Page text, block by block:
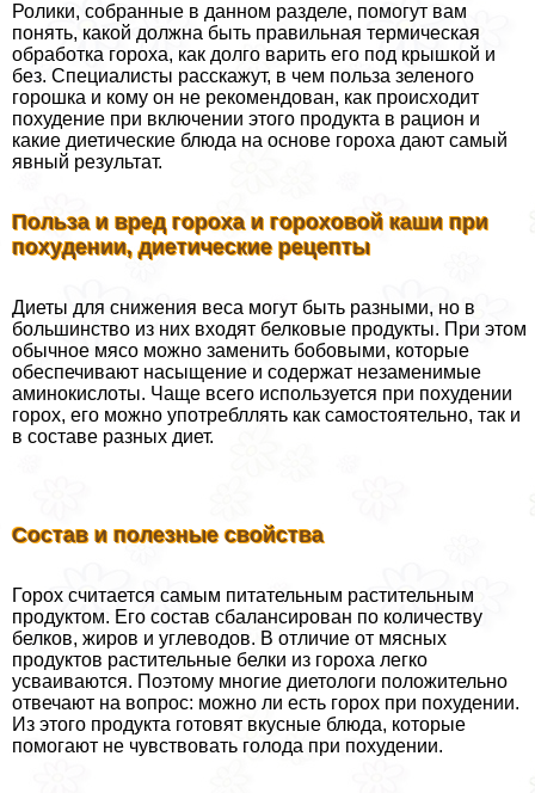
Ролики, собранные в данном разделе, помогут вам
понять, какой должна быть правильная термическая
обработка гороха, как долго варить его под крышкой и
без. Специалисты расскажут, в чем польза зеленого
горошка и кому он не рекомендован, как происходит
похудение при включении этого продукта в рацион и
какие диетические блюда на основе гороха дают самый
явный результат.
Польза и вред гороха и гороховой каши при
похудении, диетические рецепты
Диеты для снижения веса могут быть разными, но в
большинство из них входят белковые продукты. При этом
обычное мясо можно заменить бобовыми, которые
обеспечивают насыщение и содержат незаменимые
аминокислоты. Чаще всего используется при похудении
горох, его можно употрeбллять как самостоятельно, так и
в составе разных диет.
Состав и полезные свойства
Горох считается самым питательным растительным
продуктом. Его состав сбалансирован по количеству
белков, жиров и углеводов. В отличие от мясных
продуктов растительные белки из гороха легко
усваиваются. Поэтому многие диетологи положительно
отвечают на вопрос: можно ли есть горох при похудении.
Из этого продукта готовят вкусные блюда, которые
помогают не чувствовать голода при похудении.